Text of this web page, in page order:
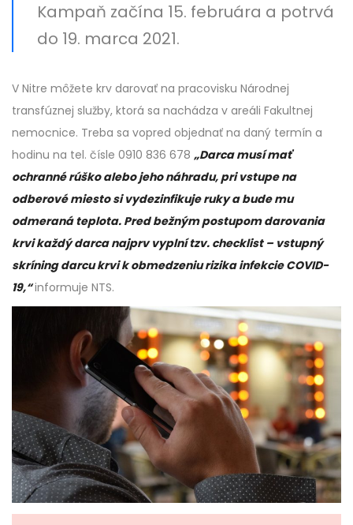
Kampaň začína 15. februára a potrvá
do 19. marca 2021.
V Nitre môžete krv darovať na pracovisku Národnej
transfúznej služby, ktorá sa nachádza v areáli Fakultnej
nemocnice. Treba sa vopred objednať na daný termín a
hodinu na tel. čísle 0910 836 678 „Darca musí mať
ochranné rúško alebo jeho náhradu, pri vstupe na
odberové miesto si vydezinfikuje ruky a bude mu
odmeraná teplota. Pred bežným postupom darovania
krvi každý darca najprv vyplní tzv. checklist – vstupný
skríning darcu krvi k obmedzeniu rizika infekcie COVID-
19,“informuje NTS.